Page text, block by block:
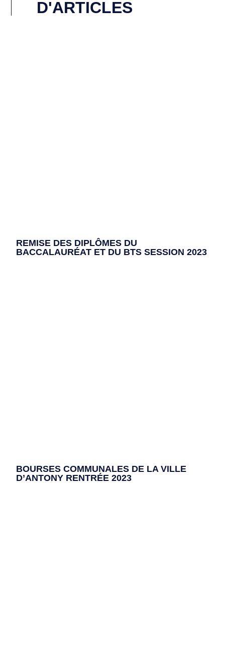
D'ARTICLES
REMISE DES DIPLÔMES DU
BACCALAURÉAT ET DU BTS SESSION 2023
BOURSES COMMUNALES DE LA VILLE
D’ANTONY RENTRÉE 2023